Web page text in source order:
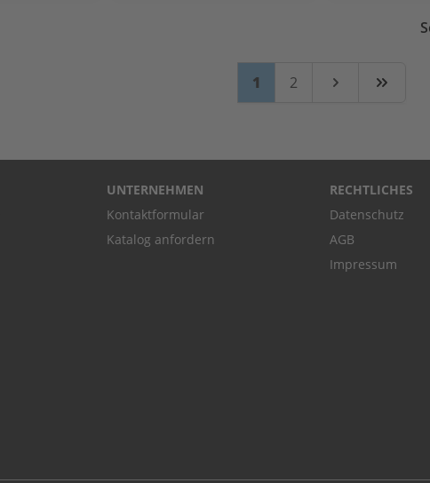
Sie lesen gerade Seite
1 Seite
2 Weiter Zuletzt
UNTERNEHMEN
Kontaktformular
Katalog anfordern
RECHTLICHES
Datenschutz
AGB
Impressum